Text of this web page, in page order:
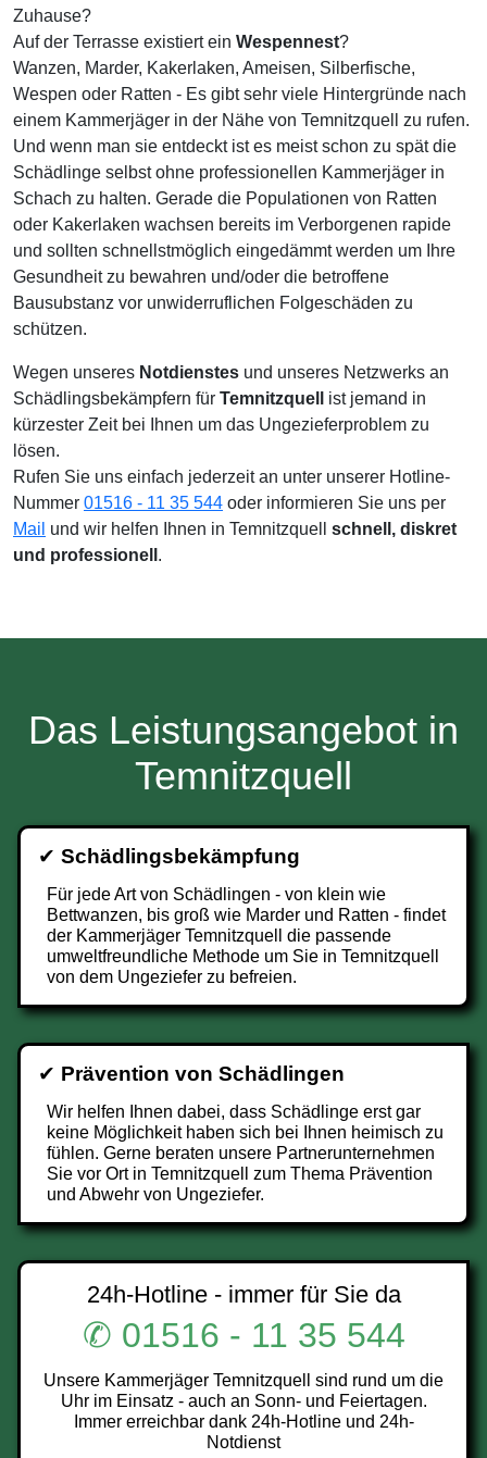
Zuhause?
Auf der Terrasse existiert ein Wespennest?
Wanzen, Marder, Kakerlaken, Ameisen, Silberfische,
Wespen oder Ratten - Es gibt sehr viele Hintergründe nach
einem Kammerjäger in der Nähe von Temnitzquell zu rufen.
Und wenn man sie entdeckt ist es meist schon zu spät die
Schädlinge selbst ohne professionellen Kammerjäger in
Schach zu halten. Gerade die Populationen von Ratten
oder Kakerlaken wachsen bereits im Verborgenen rapide
und sollten schnellstmöglich eingedämmt werden um Ihre
Gesundheit zu bewahren und/oder die betroffene
Bausubstanz vor unwiderruflichen Folgeschäden zu
schützen.
Wegen unseres Notdienstes und unseres Netzwerks an
Schädlingsbekämpfern für Temnitzquell
ist jemand in
kürzester Zeit bei Ihnen um das Ungezieferproblem zu
lösen.
Rufen Sie uns einfach jederzeit an unter unserer Hotline-
Nummer 01516 - 11 35 544 oder informieren Sie uns per
Mail und wir helfen Ihnen in Temnitzquell schnell, diskret
und professionell .
Das Leistungsangebot in
Temnitzquell
✔ Schädlingsbekämpfung
Für jede Art von Schädlingen - von klein wie
Bettwanzen, bis groß wie Marder und Ratten - findet
der Kammerjäger Temnitzquell die passende
umweltfreundliche Methode um Sie in Temnitzquell
von dem Ungeziefer zu befreien.
✔ Prävention von Schädlingen
Wir helfen Ihnen dabei, dass Schädlinge erst gar
keine Möglichkeit haben sich bei Ihnen heimisch zu
fühlen. Gerne beraten unsere Partnerunternehmen
Sie vor Ort in Temnitzquell zum Thema Prävention
und Abwehr von Ungeziefer.
24h-Hotline - immer für Sie da
✆ 01516 - 11 35 544
Unsere Kammerjäger Temnitzquell sind rund um die
Uhr im Einsatz - auch an Sonn- und Feiertagen.
Immer erreichbar dank 24h-Hotline und 24h-
Notdienst